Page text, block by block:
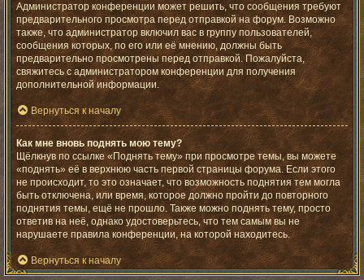
Администратор конференции может решить, что сообщения требуют
предварительного просмотра перед отправкой на форум. Возможно
также, что администратор включил вас в группу пользователей,
сообщения которых, по его или её мнению, должны быть
предварительно просмотрены перед отправкой. Пожалуйста,
свяжитесь с администратором конференции для получения
дополнительной информации.
Вернуться к началу
Как мне вновь поднять мою тему?
Щёлкнув по ссылке «Поднять тему» при просмотре темы, вы можете
«поднять» её в верхнюю часть первой страницы форума. Если этого
не происходит, то это означает, что возможность поднятия тем могла
быть отключена, или время, которое должно пройти до повторного
поднятия темы, ещё не прошло. Также можно поднять тему, просто
ответив на неё, однако удостоверьтесь, что тем самым вы не
нарушаете правила конференции, на которой находитесь.
Вернуться к началу